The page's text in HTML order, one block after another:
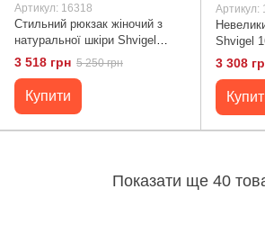
Артикул: 16318
Стильний рюкзак жіночий з
натуральної шкіри Shvigel
16318 Блакитний
3 518 грн 5 250 грн
Купити
Артикул:
Shvigel
3 308
Показати ще 40